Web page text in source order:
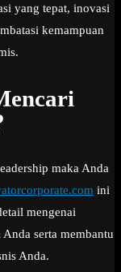
yang tepat, inovasi
kemampuan
maka Anda
ini
mengenai
serta membantu
Anda.